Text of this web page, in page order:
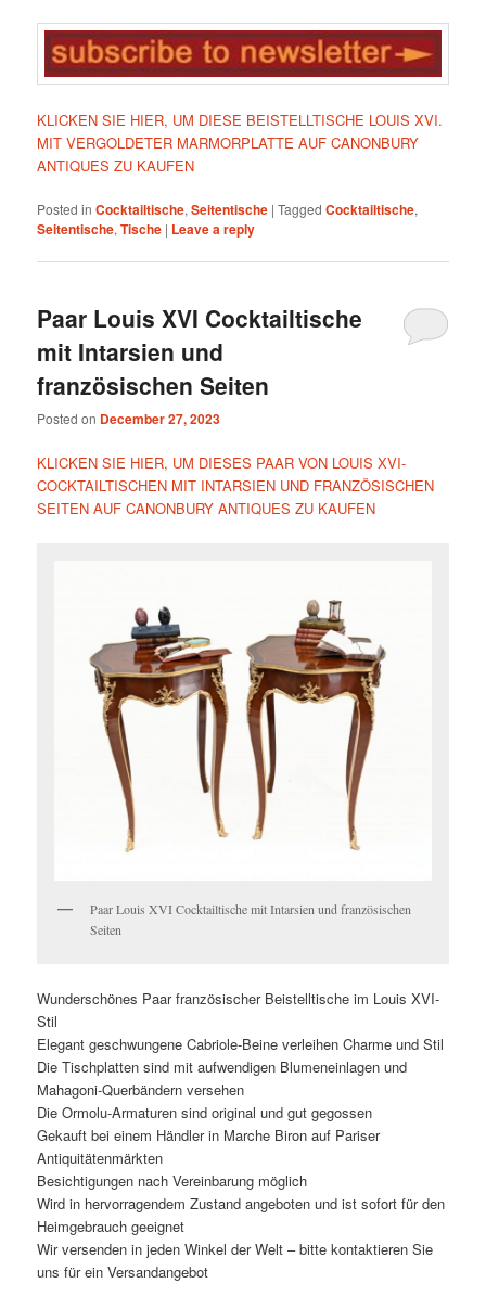
KLICKEN SIE HIER, UM DIESE BEISTELLTISCHE LOUIS XVI.
MIT VERGOLDETER MARMORPLATTE AUF CANONBURY
ANTIQUES ZU KAUFEN
Posted in Cocktailtische,Seitentische |Tagged Cocktailtische,
Seitentische,Tische | Leave a reply
Paar Louis XVI Cocktailtische
mit Intarsien und
französischen Seiten
Posted on December 27, 2023
KLICKEN SIE HIER, UM DIESES PAAR VON LOUIS XVI-
COCKTAILTISCHEN MIT INTARSIEN UND FRANZÖSISCHEN
SEITEN AUF CANONBURY ANTIQUES ZU KAUFEN
Paar Louis XVI Cocktailtische mit Intarsien und französischen
Seiten
Wunderschönes Paar französischer Beistelltische im Louis XVI-
Stil
Elegant geschwungene Cabriole-Beine verleihen Charme und Stil
Die Tischplatten sind mit aufwendigen Blumeneinlagen und
Mahagoni-Querbändern versehen
Die Ormolu-Armaturen sind original und gut gegossen
Gekauft bei einem Händler in Marche Biron auf Pariser
Antiquitätenmärkten
Besichtigungen nach Vereinbarung möglich
Wird in hervorragendem Zustand angeboten und ist sofort für den
Heimgebrauch geeignet
Wir versenden in jeden Winkel der Welt – bitte kontaktieren Sie
uns für ein Versandangebot